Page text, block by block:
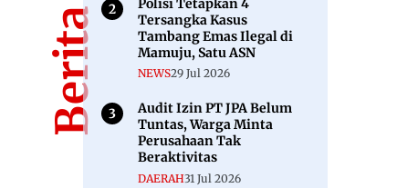
Polisi Tetapkan 4
Tersangka Kasus
Tambang Emas Ilegal di
Mamuju, Satu ASN
NEWS29 Jul 2026
Audit Izin PT JPA Belum
Tuntas, Warga Minta
Perusahaan Tak
Beraktivitas
DAERAH31 Jul 2026